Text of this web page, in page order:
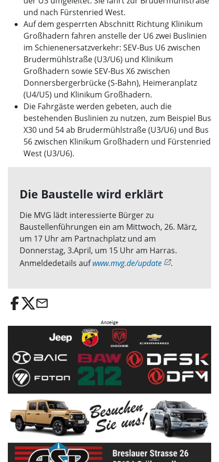
und nach Fürstenried West.
Auf dem gesperrten Abschnitt Richtung Klinikum
Großhadern fahren anstelle der U6 zwei Buslinien
im Schienenersatzverkehr: SEV-Bus U6 zwischen
Brudermühlstraße (U3/U6) und Klinikum
Großhadern sowie SEV-Bus X6 zwischen
Donnersbergerbrücke (S-Bahn), Heimeranplatz
(U4/U5) und Klinikum Großhadern.
Die Fahrgäste werden gebeten, auch die
bestehenden Buslinien zu nutzen, zum Beispiel Bus
X30 und 54 ab Brudermühlstraße (U3/U6) und Bus
56 zwischen Klinikum Großhadern und Fürstenried
West (U3/U6).
Die Baustelle wird erklärt
Die MVG lädt interessierte Bürger zu
Baustellenführungen ein am Mittwoch, 26. März,
um 17 Uhr am Partnachplatz und am
Donnerstag, 3.April, um 15 Uhr am Harras.
Anmeldedetails aufwww.mvg.de/update .
email